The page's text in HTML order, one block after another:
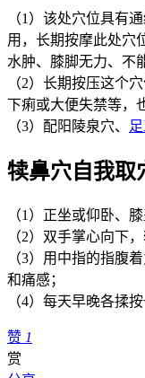
（1）该处穴位具有
用，长期按摩此处穴
水肿、膝脚无力、不
（2）长期按压这个
下痢或大便失禁等，
（3）配阳陵泉穴、
犊鼻穴自我取
（1）正坐或仰卧、
（2）双手掌心向下
（3）用中指的指腹
和痛感；
（4）每天早晚各揉
赞 1
赏